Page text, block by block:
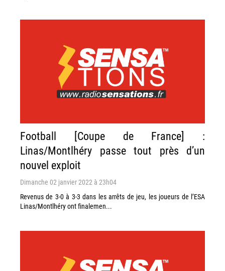
Football [Coupe de France] :
Linas/Montlhéry passe tout près d’un
nouvel exploit
Dimanche 02 janvier 2022 à 23h04
Revenus de 3-0 à 3-3 dans les arrêts de jeu, les joueurs de l’ESA
Linas/Montlhéry ont finalemen...